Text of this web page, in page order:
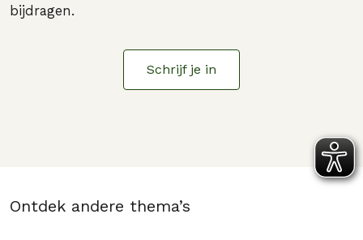
bijdragen.
Schrijf je in
Ontdek andere thema’s